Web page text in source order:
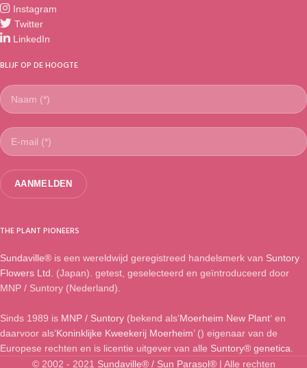
Instagram
Twitter
LinkedIn
BLIJF OP DE HOOGTE
THE PLANT PIONEERS
Sundaville® is een wereldwijd geregistreed handelsmerk van Suntory
Flowers Ltd.
(Japan). getest, geselecteerd en geïntroduceerd door
MNP / Suntory (Nederland).
Sinds 1989 is MNP / Suntory (bekend als‘Moerheim New Plant‘ en
daarvoor als‘Koninklijke Kweekerij Moerheim’ () eigenaar van de
Europese rechten en is licentie uitgever van alle Suntory® genetica
© 2002 - 2021 Sundaville® / Sun Parasol®| Alle rechten